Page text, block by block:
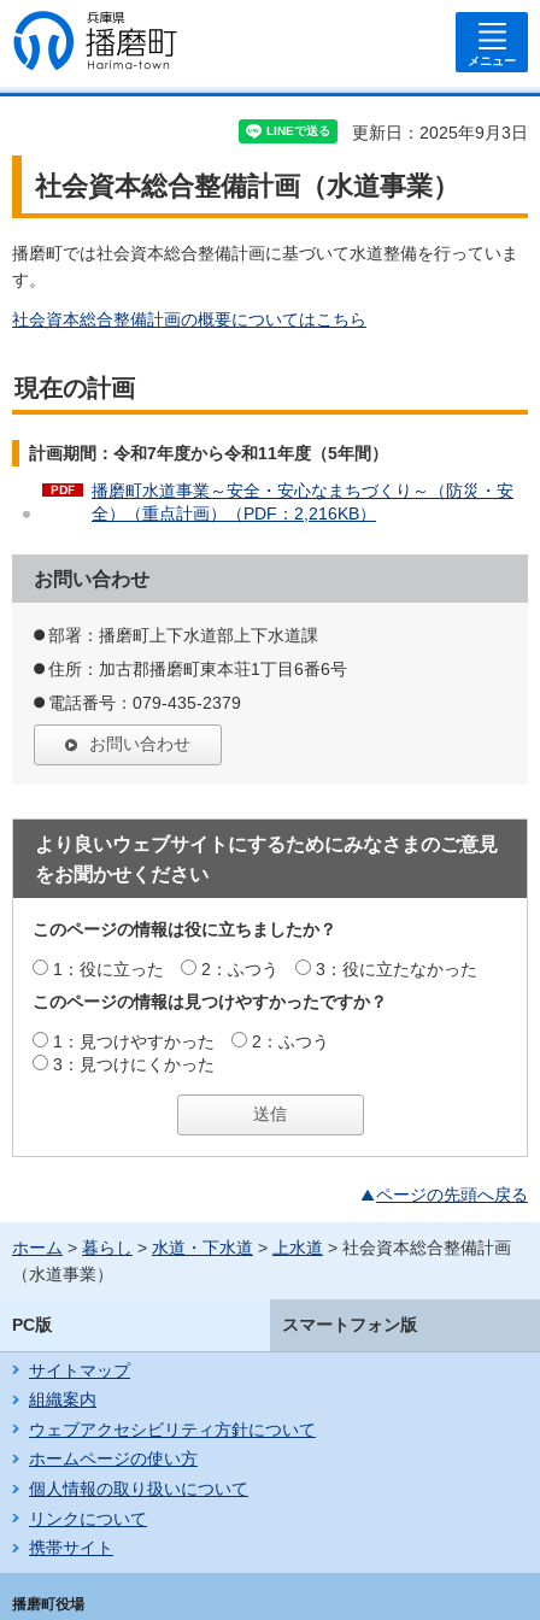
兵庫県 播磨
町
メニュー
更新日：2025年9月3日
社会資本総合整備計画（水道事業）
播磨町では社会資本総合整備計画に基づいて水道整備を行っていま
す。
社会資本総合整備計画の概要についてはこちら
現在の計画
計画期間：令和7年度から令和11年度（5年間）
播磨町水道事業～安全・安心なまちづくり～（防災・安
全）（重点計画）（PDF：2,216KB）
お問い合わせ
部署：播磨町上下水道部上下水道課
住所：加古郡播磨町東本荘1丁目6番6号
電話番号：079-435-2379
お問い合わせ
より良いウェブサイトにするためにみなさまのご意見
をお聞かせください
このページの情報は役に立ちましたか？
1：役に立った 2：ふつう
3：役に立たなかった
このページの情報は見つけやすかったですか？
1：見つけやすかった
2：ふつう
3：見つけにくかった
ページの先頭へ戻る
ホーム > 暮らし > 水道・下水道 > 上水道 > 社会資本総合整備計画
（水道事業）
PC版 スマートフォン版
サイトマップ
組織案内
ウェブアクセシビリティ方針について
ホームページの使い方
個人情報の取り扱いについて
リンクについて
携帯サイト
播磨町役場